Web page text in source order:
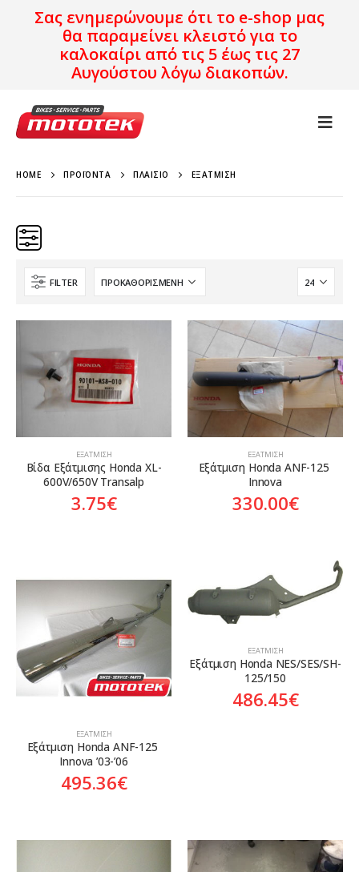
Σας ενημερώνουμε ότι το e-shop μας
θα παραμείνει κλειστό για το
καλοκαίρι από τις 5 έως τις 27
Αυγούστου λόγω διακοπών.
HOME ΠΡΟΪΌΝΤΑ ΠΛΑΊΣΙΟ ΕΞΆΤΜΙΣΗ
Brand
Μοντέλο
Προϊόν Προέλευση
On sale
FILTER
ΕΞΆΤΜΙΣΗ
Βίδα Εξάτμισης Honda XL-
600V/650V Transalp
3.75€
ΕΞΆΤΜΙΣΗ
Εξάτμιση Honda ANF-125
Innova
330.00€
ΕΞΆΤΜΙΣΗ
Εξάτμιση Honda ANF-125
Innova ’03-’06
495.36€
ΕΞΆΤΜΙΣΗ
Εξάτμιση Honda NES/SES/SH-
125/150
486.45€